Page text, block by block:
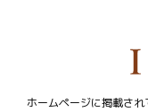
ホームページに掲載さ